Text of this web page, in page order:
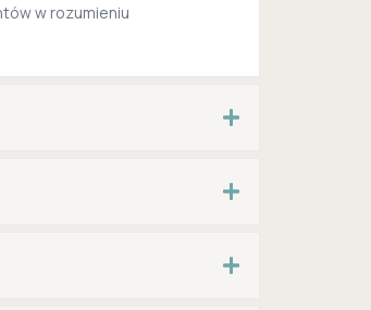
w rozumieniu